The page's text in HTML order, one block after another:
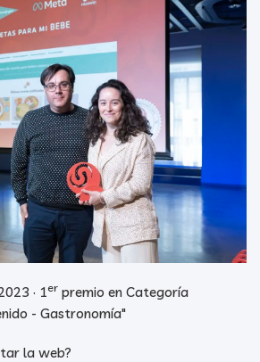
· 1er premio en Categoría
- Gastronomía"
la web?